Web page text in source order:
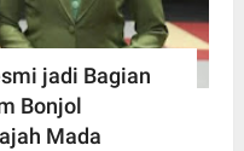
jadi Bagian
Bonjol
Mada